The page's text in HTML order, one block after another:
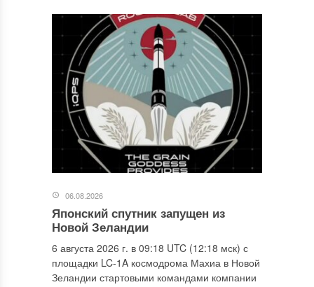
06.08.2026
Японский спутник запущен из
Новой Зеландии
6 августа 2026 г. в 09:18 UTC (12:18 мск) с
площадки LC-1A космодрома Махиа в Новой
Зеландии стартовыми командами компании